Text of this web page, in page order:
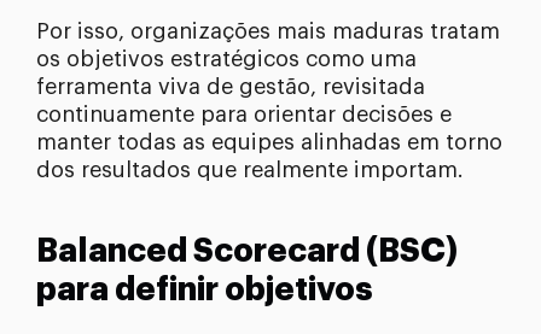
Por isso, organizações mais maduras tratam
os objetivos estratégicos como uma
ferramenta viva de gestão, revisitada
continuamente para orientar decisões e
manter todas as equipes alinhadas em torno
dos resultados que realmente importam.
Balanced Scorecard (BSC)
para definir objetivos